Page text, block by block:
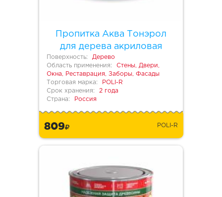
Пропитка Аква Тонэрол
для дерева акриловая
Поверхность:
Дерево
Область применения:
Стены, Двери,
Окна, Реставрация, Заборы, Фасады
Торговая марка:
POLI-R
Срок хранения:
2 года
Страна:
Россия
809 POLI-R